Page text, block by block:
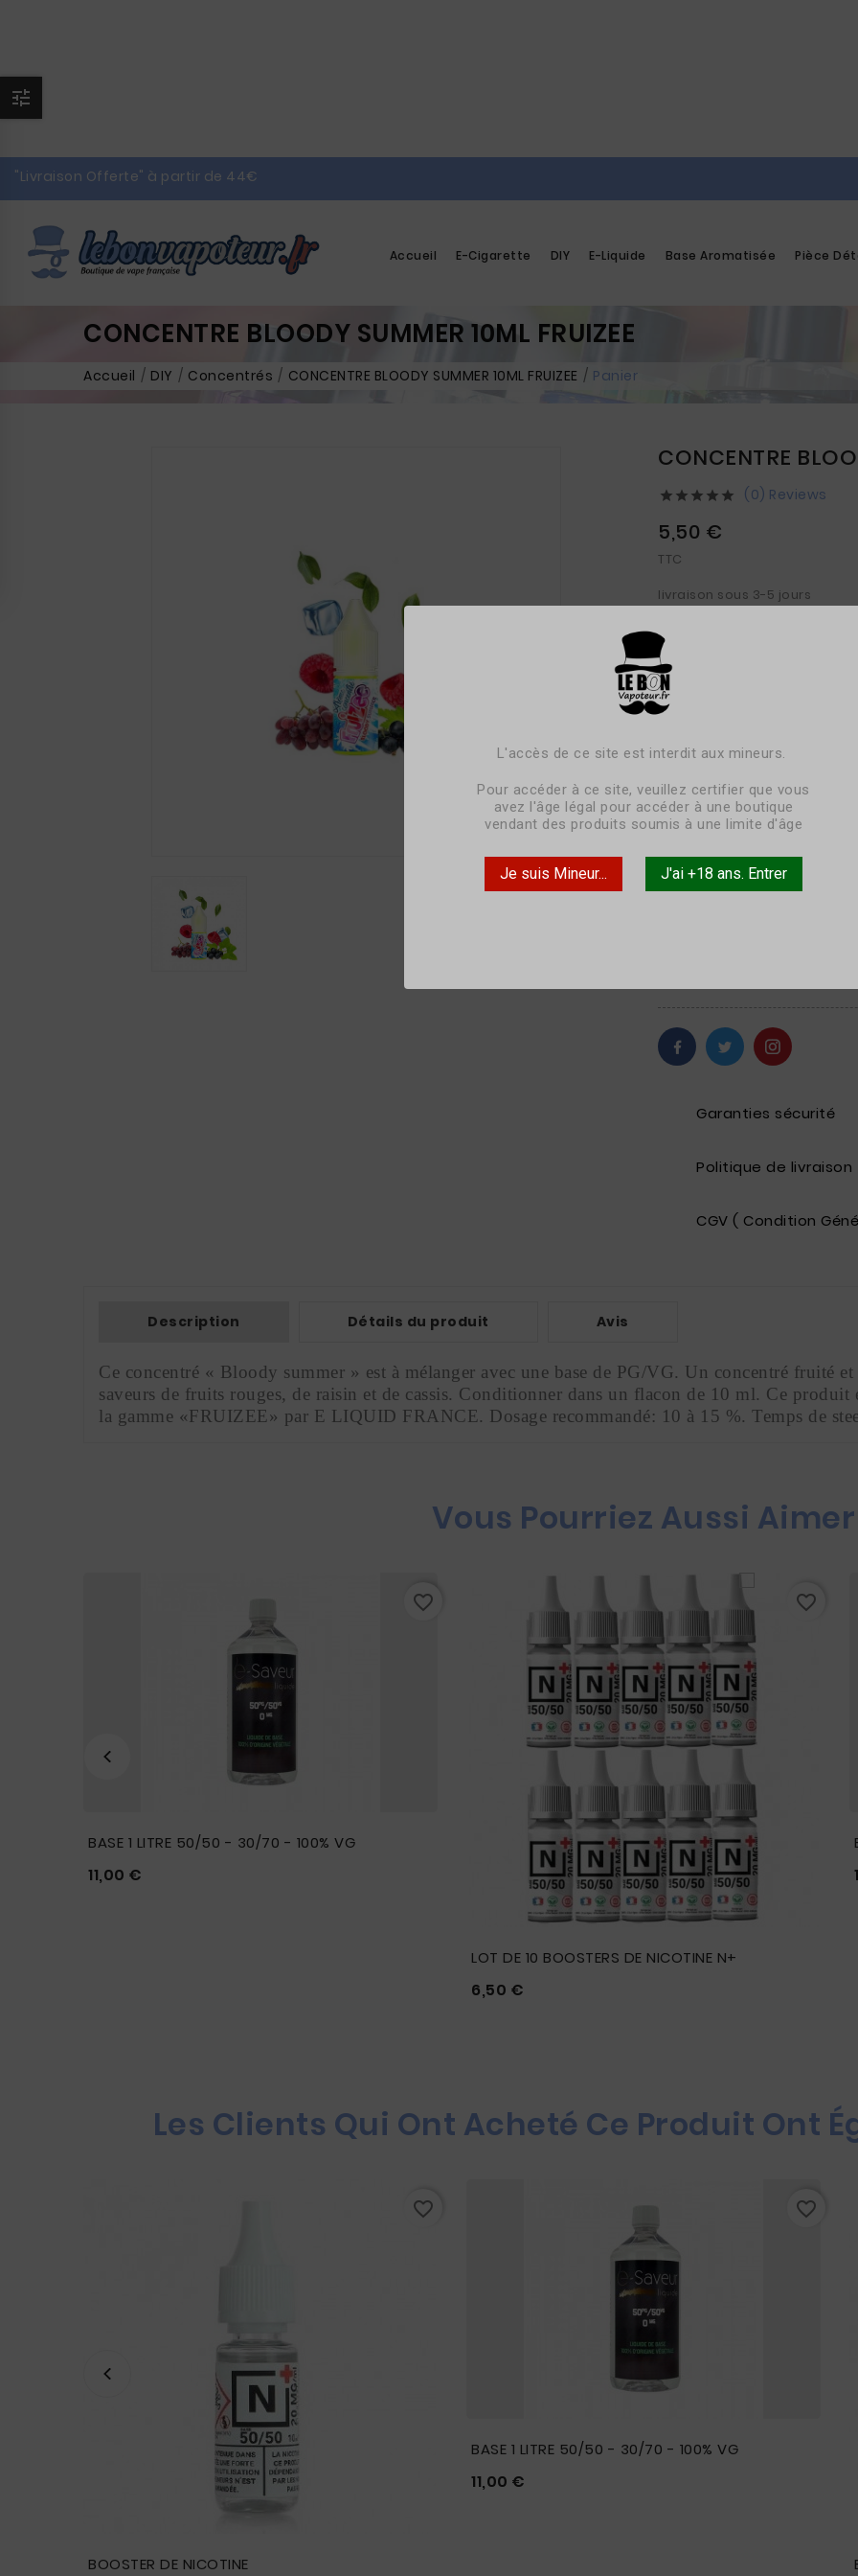

L'accès de ce site est interdit aux mineurs.
Pour accéder à ce site, veuillez certifier que vous
avez l'âge légal pour accéder à une boutique
vendant des produits soumis à une limite d'âge
Je suis Mineur... J'ai +18 ans. Entrer
"Livraison Offerte" à partir de 44€
Accueil E-Cigarette DIY E-Liquide Base Aromatisée Pièce
CONCENTRE BLOODY SUMMER 10ML FRUIZEE
Accueil DIY Concentrés CONCENTRE BLOODY SUMMER 10ML FRUIZEE Panier

CONCENTRE
     (0) Reviews
5,50 €
TTC
livraison sous 3-5 jours
Cassis
Raisin blanc
Notes de frais.
Pack à l'unité
Garanties sécurité
Politique de livraison
CGV ( Condition
Description Détails du produit Avis
Ce concentré « Bloody summer » est à mélanger avec une base de PG/VG. Un concentré fruité
saveurs de fruits rouges, de raisin et de cassis. Conditionner dans un flacon de 10 ml. Ce
la gamme «FRUIZEE» par E LIQUID FRANCE. Dosage recommandé: 10 à 15 %. Temps de
Vous Pourriez Aussi Aimer
BASE 1 LITRE 50/50 - 30/70 - 100% VG
 
11,00 €
favorite_border
LOT DE 10 BOOSTERS DE NICOTINE N+
 
6,50 €
favorite_border
Les Clients Qui Ont Acheté Ce Produit Ont
BOOSTER DE NICOTINE
favorite_border
BASE 1 LITRE 50/50 - 30/70 - 100% VG
 
11,00 €
favorite_border